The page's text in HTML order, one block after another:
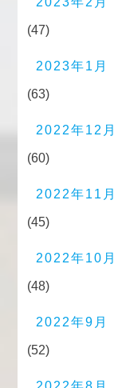
(47)
2023年1月
(63)
2022年12月
(60)
2022年11月
(45)
2022年10月
(48)
2022年9月
(52)